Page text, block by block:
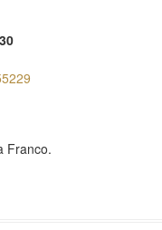
Franco.